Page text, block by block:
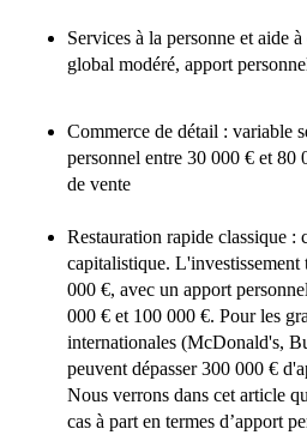
Services à la personne et aide
global modéré, apport
Commerce de détail : variable
personnel entre 30 000 € et
de vente
Restauration rapide classique :
capitalistique. L'investissement
000 €, avec un apport
000 € et 100 000 €. Pour les
internationales (McDonald's,
peuvent dépasser 300 000 €
Nous verrons dans cet article
cas à part en termes d’apport